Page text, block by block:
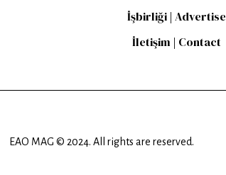
İşbirliği | Advertise
İletişim | Contact
EAO MAG © 2024. All rights are reserved.